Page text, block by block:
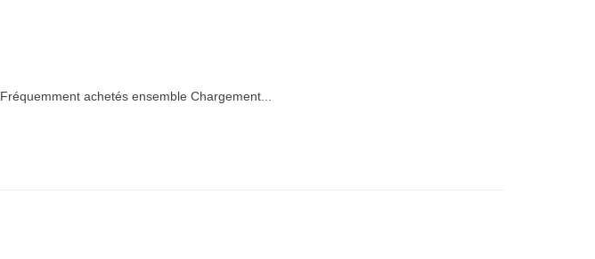
Fréquemment achetés ensemble Chargement...